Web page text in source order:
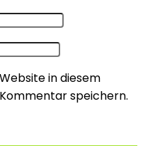
in diesem
speichern.